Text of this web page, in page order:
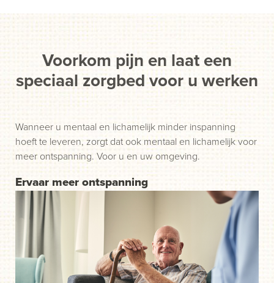
Voorkom pijn en laat een
speciaal zorgbed voor u werken
Ervaar meer ontspanning
Wanneer u mentaal en lichamelijk minder inspanning
hoeft te leveren, zorgt dat ook mentaal en lichamelijk voor
meer ontspanning. Voor u en uw omgeving.